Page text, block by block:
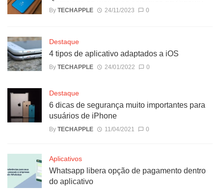
By TECHAPPLE 24/11/2023 0
Destaque
4 tipos de aplicativo adaptados a iOS
By TECHAPPLE 24/01/2022 0
Destaque
6 dicas de segurança muito importantes para
usuários de iPhone
By TECHAPPLE 11/04/2021 0
Aplicativos
Whatsapp libera opção de pagamento dentro
do aplicativo